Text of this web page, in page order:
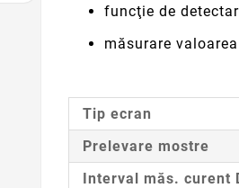
funcţie de
măsurare
Tip ecran
Prelevare mostre
Interval măs. curent